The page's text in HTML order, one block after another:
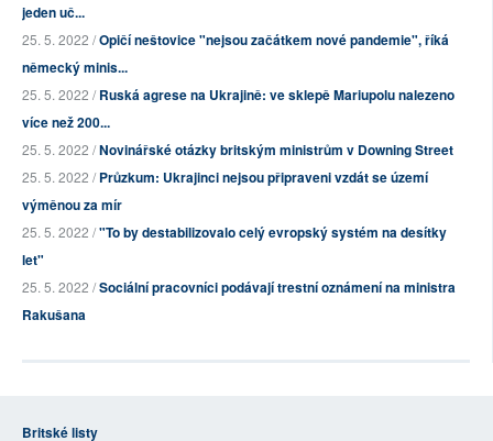
jeden uč...
25. 5. 2022 /Opičí neštovice "nejsou začátkem nové pandemie", říká
německý minis...
25. 5. 2022 /Ruská agrese na Ukrajině: ve sklepě Mariupolu nalezeno
více než 200...
25. 5. 2022 /Novinářské otázky britským ministrům v Downing Street
25. 5. 2022 /Průzkum: Ukrajinci nejsou připraveni vzdát se území
výměnou za mír
25. 5. 2022 /"To by destabilizovalo celý evropský systém na desítky
let"
25. 5. 2022 /Sociální pracovníci podávají trestní oznámení na ministra
Rakušana
Britské listy